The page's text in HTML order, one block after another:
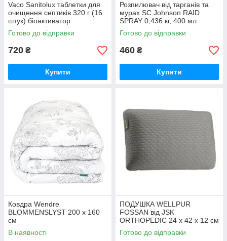
Vaco Sanitolux таблетки для
очищення септиків 320 г (16
штук) біоактиватор
Готово до відправки
720 ₴
Купити
Розпилювач від тарганів та
мурах SC Johnson RAID
SPRAY 0,436 кг, 400 мл
Готово до відправки
460 ₴
Купити
Ковдра Wendre
BLOMMENSLYST 200 x 160
см
В наявності
ПОДУШКА WELLPUR
FOSSAN від JSK
ORTHOPEDIC 24 х 42 х 12 см
сіра
Готово до відправки